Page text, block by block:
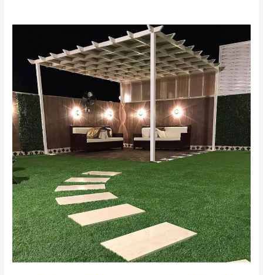
الحدائق
في
الطائف
ومكة:
كيف
تختار
المظلة
المناسبة
ما
تضيع
فلوسك